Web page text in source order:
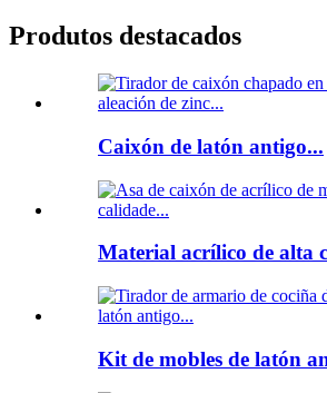
Produtos destacados
Caixón de latón antigo...
Material acrílico de alta
Kit de mobles de latón